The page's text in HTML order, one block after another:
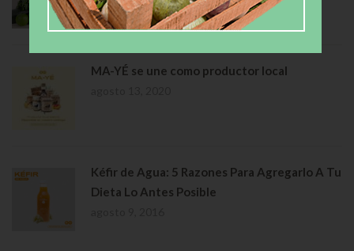
MA-YÉ se une como productor local
Kéfir de Agua: 5 Razones Para Agregarlo A Tu
Dieta Lo Antes Posible